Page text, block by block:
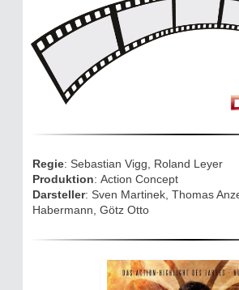
Sightseeing:
Die Eifel entdecken
Eifelkrimi: Keine
Die Autoren
TV & Kino
Regie: Sebastian Vigg, Roland Leyer
Produktion: Action Concept
Darsteller: Sven Martinek, Thomas
Habermann, Götz Otto